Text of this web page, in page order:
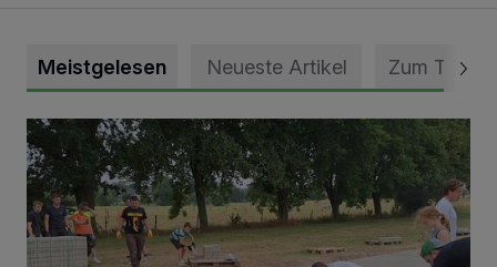
Meistgelesen Neueste Artikel Zum Thema
Pünktlich zum Schützenfest den Weg zum Festzelt